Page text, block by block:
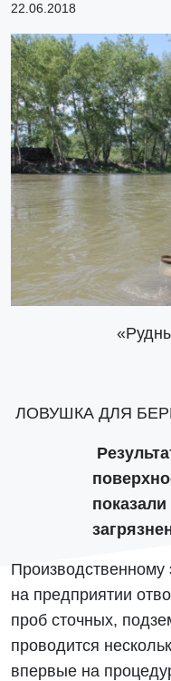
22.06.2018
ЛОВУШКА ДЛЯ
Производственному
на предприятии
проб сточных,
проводится
впервые на